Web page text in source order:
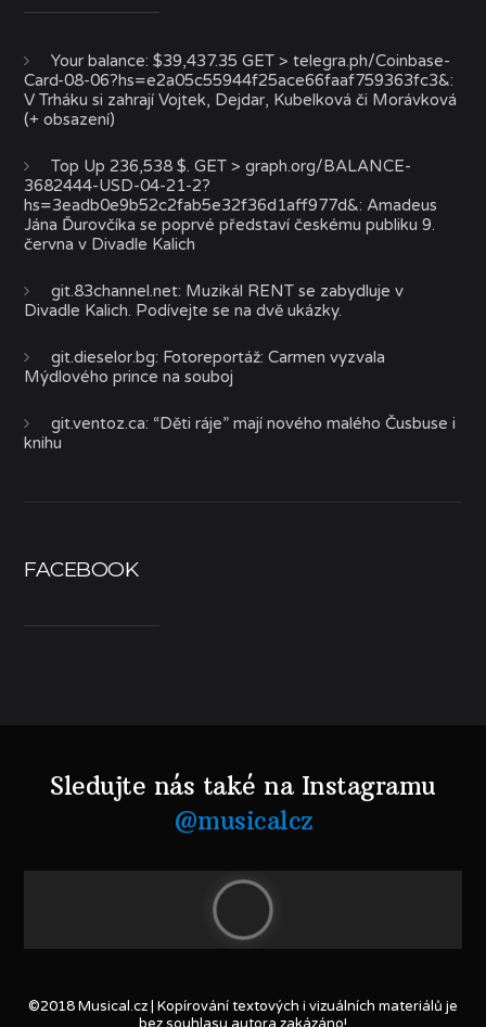
Your balance: $39,437.35 GET > telegra.ph/Coinbase-
Card-08-06?hs=e2a05c55944f25ace66faaf759363fc3&:
V Trháku si zahrají Vojtek, Dejdar, Kubelková či Morávková
(+ obsazení)
Top Up 236,538 $. GET > graph.org/BALANCE-
3682444-USD-04-21-2?
hs=3eadb0e9b52c2fab5e32f36d1aff977d&:Amadeus
Jána Ďurovčíka se poprvé představí českému publiku 9.
června v Divadle Kalich
git.83channel.net: Muzikál RENT se zabydluje v
Divadle Kalich. Podívejte se na dvě ukázky.
git.dieselor.bg: Fotoreportáž: Carmen vyzvala
Mýdlového prince na souboj
git.ventoz.ca: “Děti ráje” mají nového malého Čusbuse i
knihu
FACEBOOK
Sledujte nás také na Instagramu
@musicalcz
©2018 Musical.cz | Kopírování textových i vizuálních materiálů je
bez souhlasu autora zakázáno!